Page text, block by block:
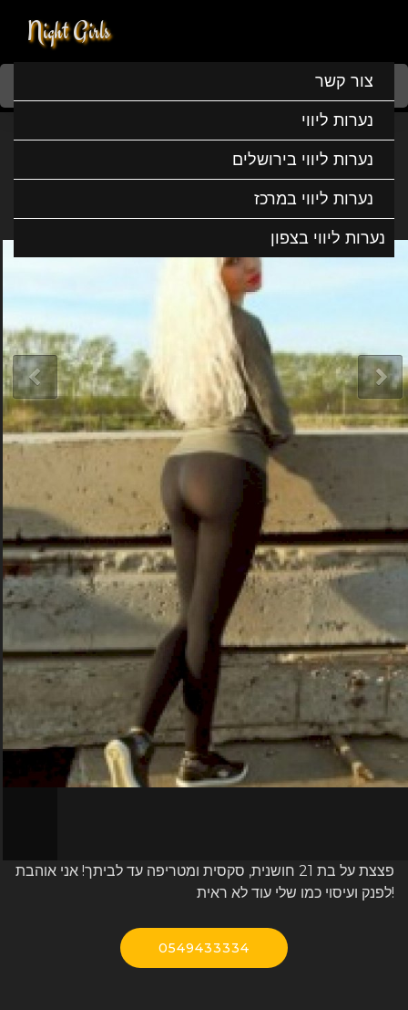
Night Girls
צור קשר
נערות ליווי
נערות ליווי בירושלים
נערות ליווי במרכז
נערות ליווי בצפון
Home
נטשה הצעירה הכי לוהטת חזר
נטשה הצעירה הכי לוהטת חזר
פצצת על בת 21 חושנית, סקסית ומטריפה עד לביתך! אני אוהבת
לפנק ועיסוי כמו שלי עוד לא ראית!
0549433334